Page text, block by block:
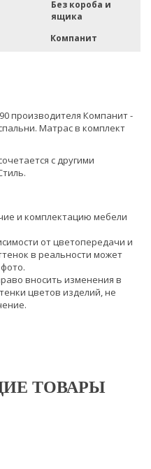
Без короба и
ящика
Компанит
производителя Компанит -
Матрас в комплект
с другими
и комплектацию мебели
от цветопередачи и
в реальности может
вносить изменения в
цветов изделий, не
ТОВАРЫ